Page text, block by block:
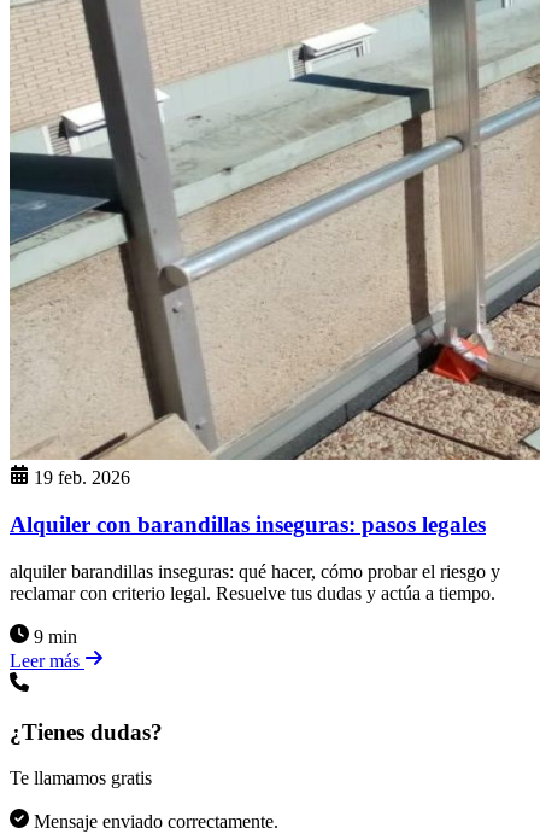
19 feb. 2026
Alquiler con barandillas inseguras: pasos legales
alquiler barandillas inseguras: qué hacer, cómo probar el riesgo y
reclamar con criterio legal. Resuelve tus dudas y actúa a tiempo.
9 min
Leer más
¿Tienes dudas?
Te llamamos gratis
Mensaje enviado correctamente.